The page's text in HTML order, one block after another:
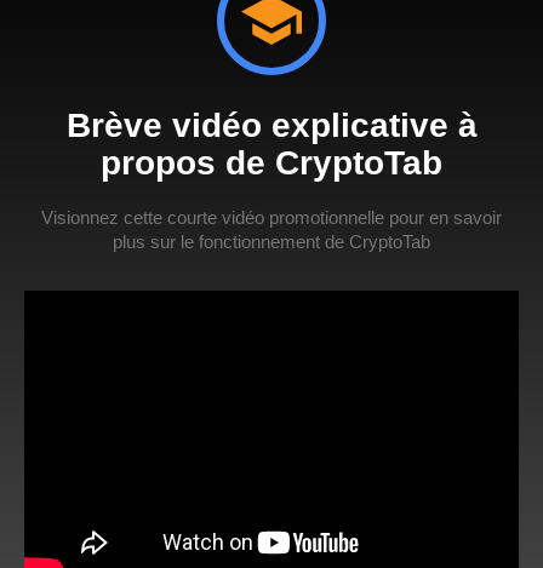
Brève vidéo explicative à
propos de CryptoTab
Visionnez cette courte vidéo promotionnelle pour en savoir
plus sur le fonctionnement de CryptoTab